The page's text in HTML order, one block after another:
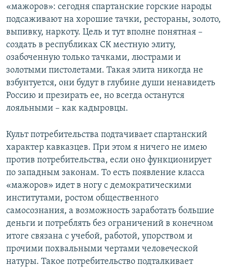
«мажоров»: сегодня спартанские горские народы
подсаживают на хорошие тачки, рестораны, золото,
выпивку, наркоту. Цель и тут вполне понятная –
создать в республиках СК местную элиту,
озабоченную только тачками, люстрами и
золотыми пистолетами. Такая элита никогда не
взбунтуется, они будут в глубине души ненавидеть
Россию и презирать ее, но всегда останутся
лояльными – как кадыровцы.
Культ потребительства подтачивает спартанский
характер кавказцев. При этом я ничего не имею
против потребительства, если оно функционирует
по западным законам. То есть появление класса
«мажоров» идет в ногу с демократическими
институтами, ростом общественного
самосознания, а возможность заработать большие
деньги и потреблять без ограничений в конечном
итоге связана с учебой, работой, упорством и
прочими похвальными чертами человеческой
натуры. Такое потребительство подталкивает